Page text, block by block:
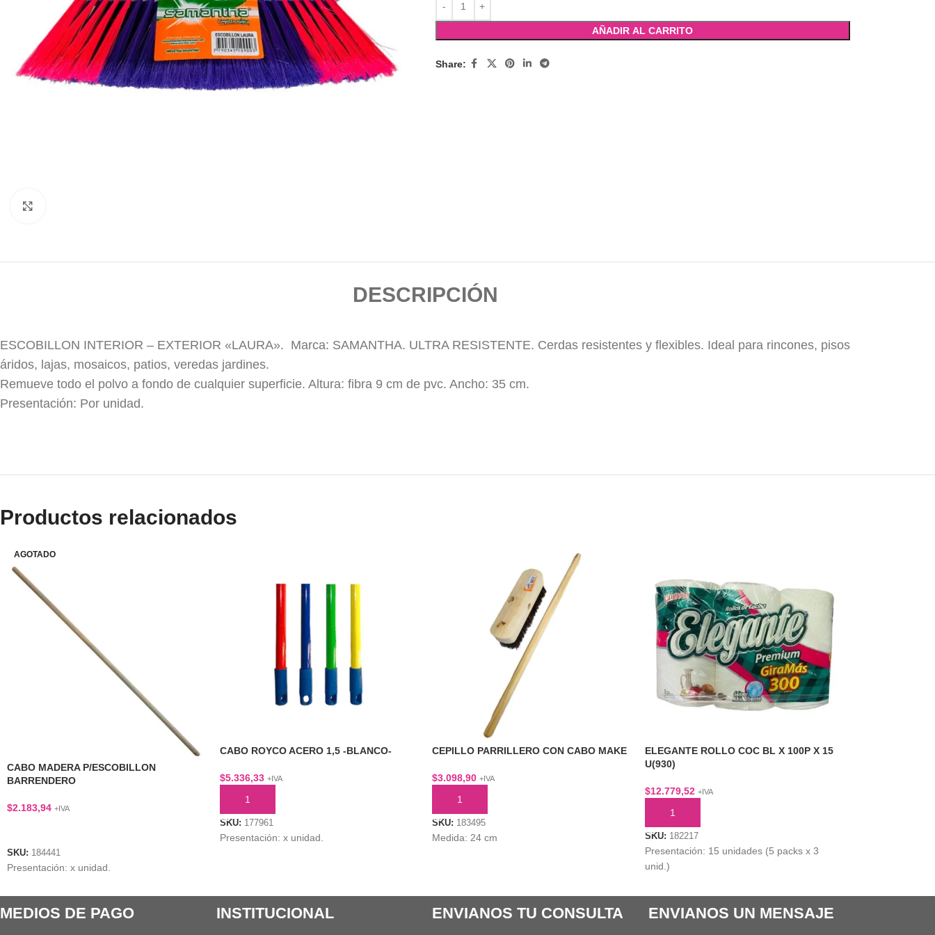
AÑADIR AL CARRITO
Share:
DESCRIPCIÓN
ESCOBILLON INTERIOR – EXTERIOR «LAURA». Marca: SAMANTHA. ULTRA RESISTENTE. Cerdas resistentes y flexibles. Ideal para rincones, pisos
áridos, lajas, mosaicos, patios, veredas jardines.
Remueve todo el polvo a fondo de cualquier superficie. Altura: fibra 9 cm de pvc. Ancho: 35 cm.
Presentación: Por unidad.
Productos relacionados
AGOTADO
CABO MADERA P/ESCOBILLON
BARRENDERO
$2.183,94 +IVA
SKU: 184441
Presentación: x unidad.
CABO ROYCO ACERO 1,5 -BLANCO-
$5.336,33 +IVA
AÑADIR AL CARRITO
SKU: 177961
Presentación: x unidad.
CEPILLO PARRILLERO CON CABO MAKE
$3.098,90 +IVA
AÑADIR AL CARRITO
SKU: 183495
Medida: 24 cm
ELEGANTE ROLLO COC BL X 100P X 15
U(930)
$12.779,52 +IVA
AÑADIR AL CARRITO
SKU: 182217
Presentación: 15 unidades (5 packs x 3
unid.)
MEDIOS DE PAGO INSTITUCIONAL ENVIANOS TU CONSULTA ENVIANOS UN MENSAJE